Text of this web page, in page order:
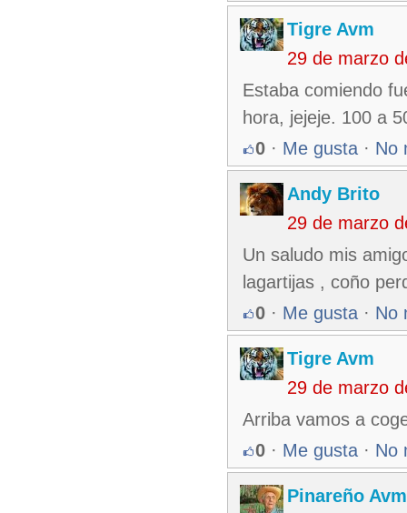
Tigre Avm
29 de marzo
Estaba comiendo
hora, jejeje. 100 a
0 · Me gusta · No
Andy Brito
29 de marzo
Un saludo mis
lagartijas , coño
0 · Me gusta · No
Tigre Avm
29 de marzo
Arriba vamos a
0 · Me gusta · No
Pinareño Avm